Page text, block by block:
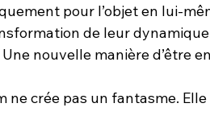
pour l’objet en lui-
de leur
nouvelle manière d’être
ne crée pas un fantasme.